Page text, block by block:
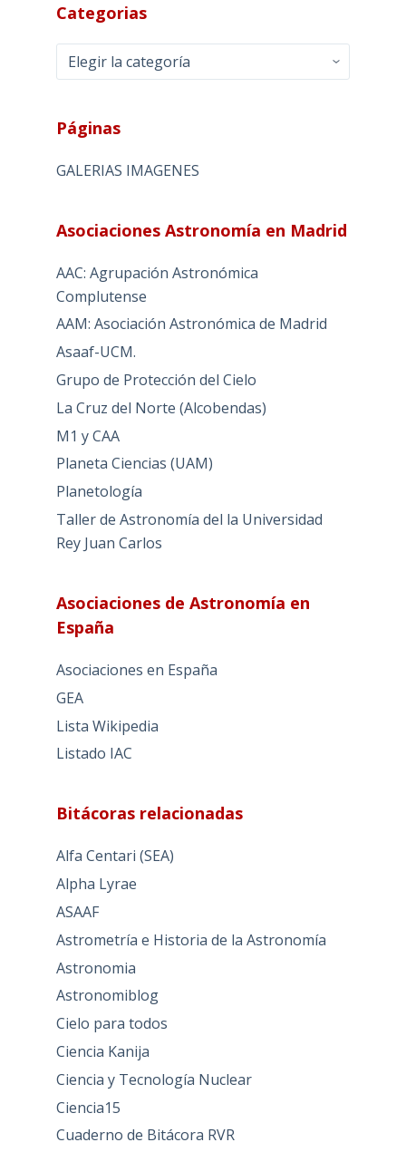
Categorias
Categorias
Páginas
GALERIAS IMAGENES
Asociaciones Astronomía en Madrid
AAC: Agrupación Astronómica
Complutense
AAM: Asociación Astronómica de Madrid
Asaaf-UCM.
Grupo de Protección del Cielo
La Cruz del Norte (Alcobendas)
M1 y CAA
Planeta Ciencias (UAM)
Planetología
Taller de Astronomía del la Universidad
Rey Juan Carlos
Asociaciones de Astronomía en
España
Asociaciones en España
GEA
Lista Wikipedia
Listado IAC
Bitácoras relacionadas
Alfa Centari (SEA)
Alpha Lyrae
ASAAF
Astrometría e Historia de la Astronomía
Astronomia
Astronomiblog
Cielo para todos
Ciencia Kanija
Ciencia y Tecnología Nuclear
Ciencia15
Cuaderno de Bitácora RVR